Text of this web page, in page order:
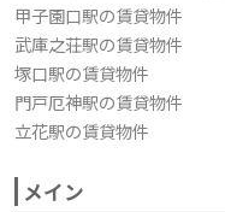
甲子園口駅の賃貸物件
武庫之荘駅の賃貸物件
塚口駅の賃貸物件
門戸厄神駅の賃貸物件
立花駅の賃貸物件
メイン